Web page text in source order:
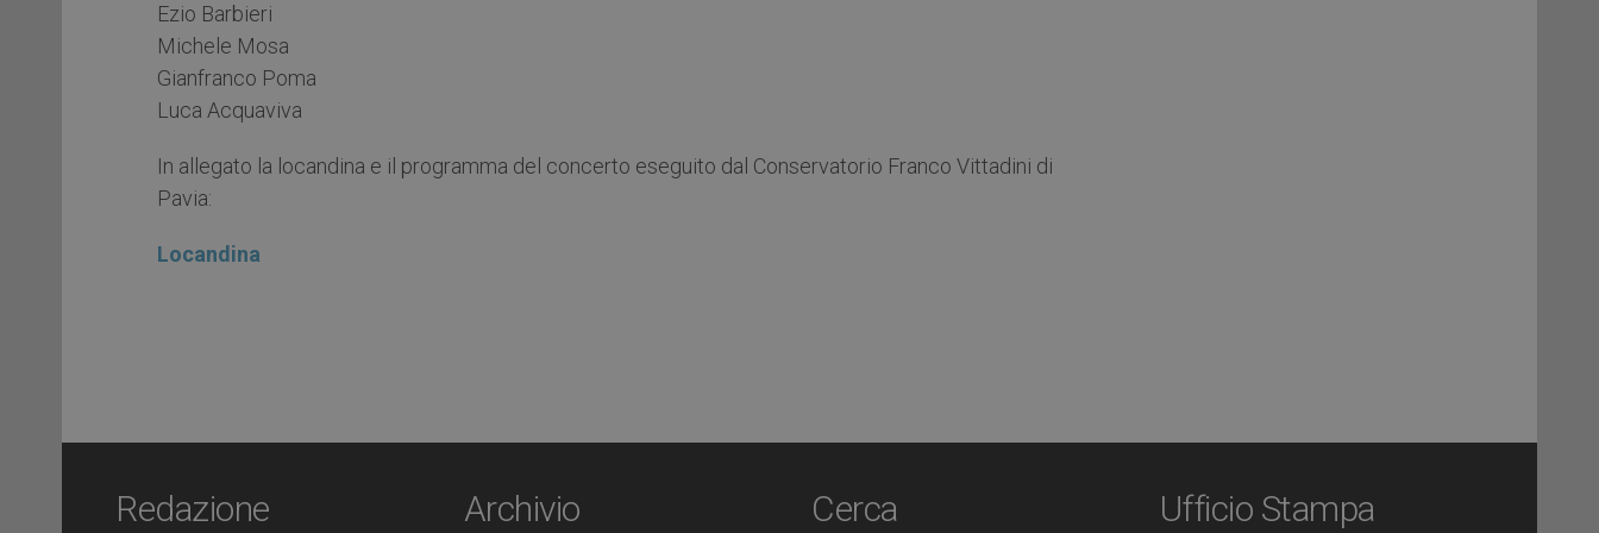
Ezio Barbieri
Michele Mosa
Gianfranco Poma
Luca Acquaviva
In allegato la locandina e il programma del concerto eseguito dal Conservatorio Franco Vittadini di
Pavia:
Locandina
Redazione Archivio Cerca Ufficio Stampa